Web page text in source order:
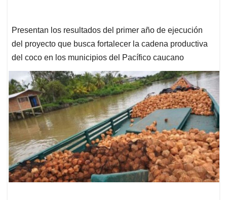
Presentan los resultados del primer año de ejecución
del proyecto que busca fortalecer la cadena productiva
del coco en los municipios del Pacífico caucano